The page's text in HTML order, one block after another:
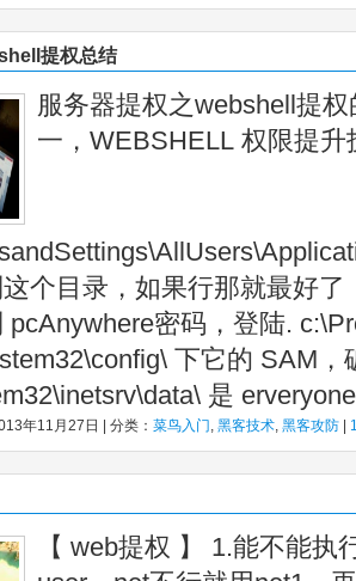
提权总结
服务器提权之webshell提
一，WEBSHELL 权限提升
个目录，如果行那就最好了
pcAnywhere密码，登陆.
下它的 SAM，
是
年11月27日 | 分类： 菜鸟入门, 黑客技术, 黑客攻防
【 web提权 】 1.能不能